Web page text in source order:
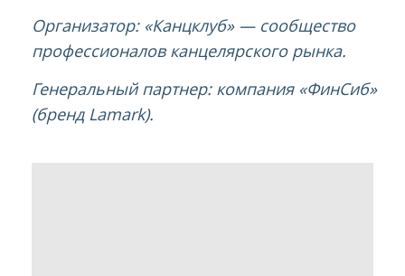
Организатор: «Канцклуб» — сообщество
профессионалов канцелярского рынка.
Генеральный партнер: компания «ФинСиб»
(бренд Lamark).